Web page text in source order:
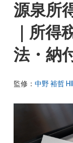
会社設立・法人
会計
源泉所
｜所
法・納
監修： 中野 裕哲